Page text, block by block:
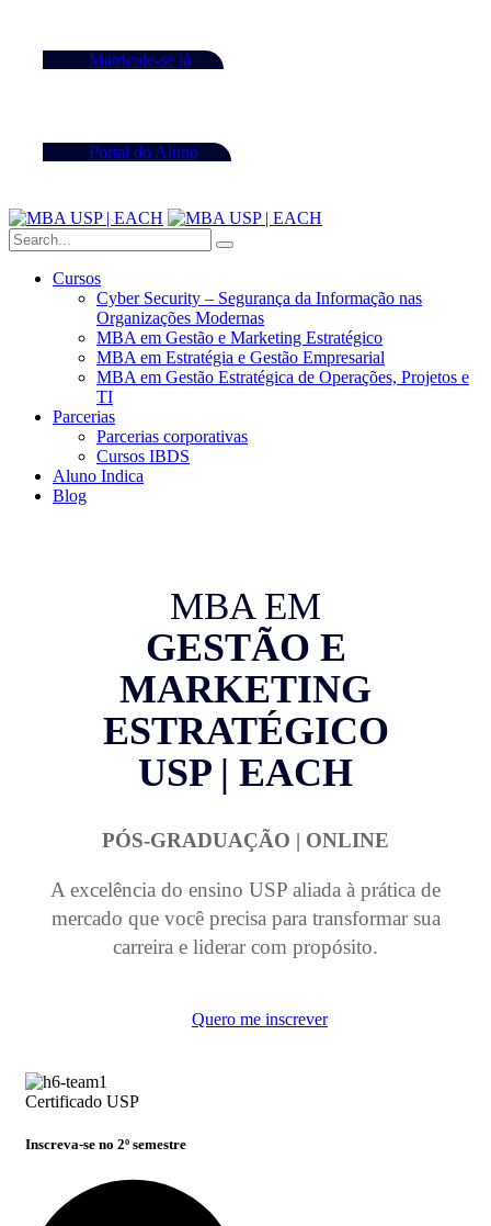
Matricule-se já
Portal do Aluno
Cursos
Cyber Security – Segurança da Informação nas
Organizações Modernas
MBA em Gestão e Marketing Estratégico
MBA em Estratégia e Gestão Empresarial
MBA em Gestão Estratégica de Operações, Projetos e
TI
Parcerias
Parcerias corporativas
Cursos IBDS
Aluno Indica
Blog
MBA EM
GESTÃO E
MARKETING
ESTRATÉGICO
USP | EACH
PÓS-GRADUAÇÃO | ONLINE
A excelência do ensino USP aliada à prática de
mercado que você precisa para transformar sua
carreira e liderar com propósito.
Quero me inscrever
Certificado USP
Inscreva-se no 2º semestre